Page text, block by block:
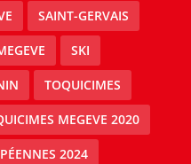
SAINT-GERVAIS
SKI
TOQUICIMES
MEGEVE 2020
2024